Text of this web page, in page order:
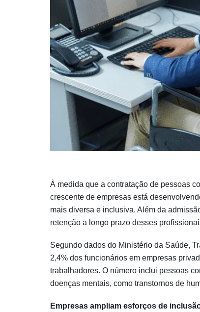
À medida que a contratação de pessoas
crescente de empresas está
mais diversa e inclusiva. Além da
retenção a longo prazo desses
Segundo dados do Ministério da Saúde,
2,4% dos funcionários em empresas
trabalhadores. O número inclui pessoas
doenças mentais, como transtornos de
Empresas ampliam esforços de